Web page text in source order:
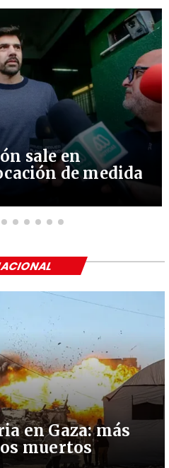
sale en
de medida
en Gaza: más
muertos